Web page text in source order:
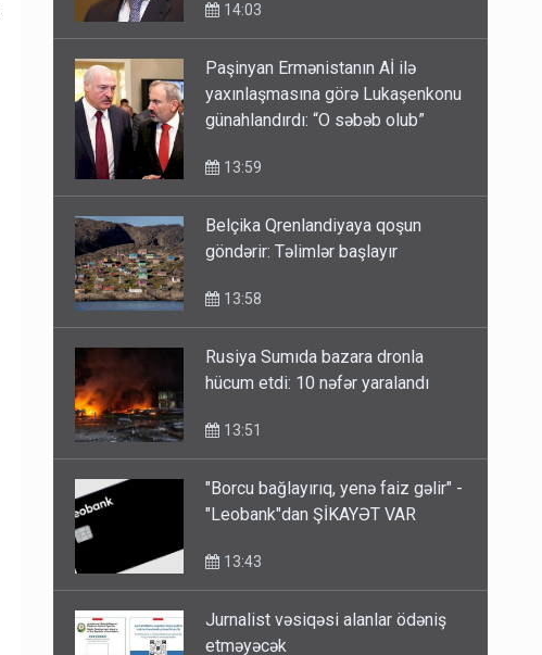
14:03
Paşinyan Ermənistanın Aİ ilə
yaxınlaşmasına görə Lukaşenkonu
günahlandırdı: “O səbəb olub”
13:59
Belçika Qrenlandiyaya qoşun
göndərir: Təlimlər başlayır
13:58
Rusiya Sumıda bazara dronla
hücum etdi: 10 nəfər yaralandı
13:51
"Borcu bağlayırıq, yenə faiz gəlir" -
"Leobank"dan ŞİKAYƏT VAR
13:43
Jurnalist vəsiqəsi alanlar ödəniş
etməyəcək